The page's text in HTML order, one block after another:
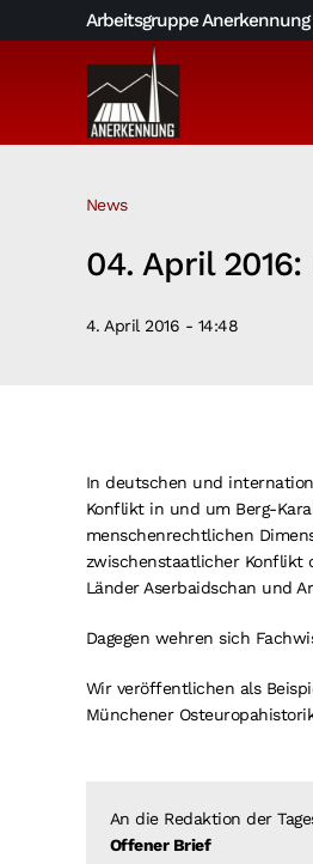
to
Arbeitsgruppe Anerkennung
News
04. April
4. April 2016 - 14:48
In deutschen und
Konflikt in und um Berg-
menschenrechtlichen
zwischenstaatlicher Konflikt
Länder Aserbaidschan und
Dagegen wehren sich
Wir veröffentlichen als
Münchener
An die Redaktion der
Offener Brief